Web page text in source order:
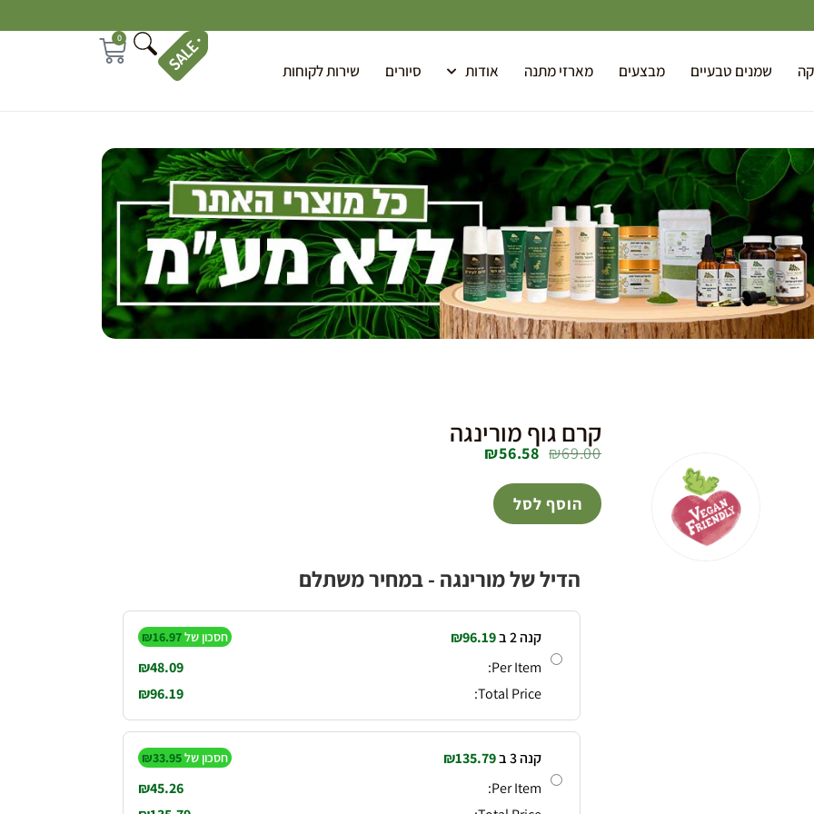
שמנים טבעיים מבצעים מארזי מתנה אודות סיורים שירות לקוחות
0
wishlist
קרם גוף מורינגה
₪69.00
₪56.58
הדיל של מורינגה - במחיר משתלם
קנה 2 ב ₪96.19 חסכון של ₪16.97
Per Item:
₪48.09
Total Price:
₪96.19
קנה 3 ב ₪135.79 חסכון של ₪33.95
Per Item:
₪45.26
הוסף לסל